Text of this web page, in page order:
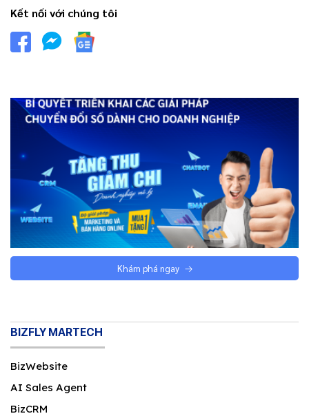
Kết nối với chúng tôi
Khám phá ngay
BIZFLY MARTECH
BizWebsite
AI Sales Agent
BizCRM